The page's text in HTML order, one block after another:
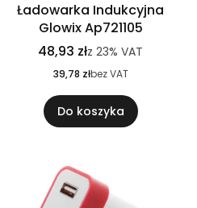
Ładowarka Indukcyjna
Glowix Ap721105
48,93 złz 23% VAT
39,78 złbez VAT
Do koszyka